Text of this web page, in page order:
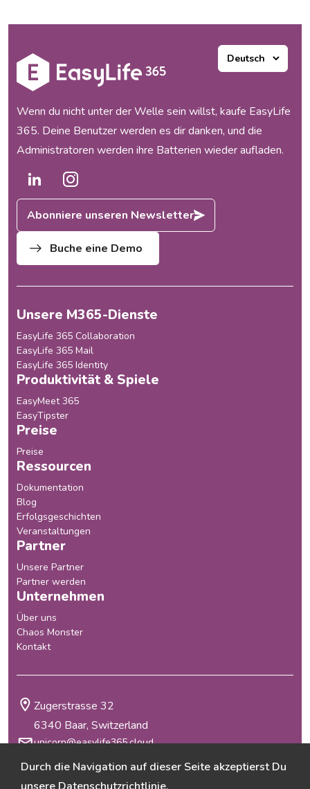
entwickelt, die mehrere
Ecosystems unterstützen.
Unsere Produkte haben
funktioniert und unsere
mit dem Wachstum...
Wenn du nicht unter der Welle sein willst, kaufe EasyLife
365. Deine Benutzer werden es dir danken, und die
Administratoren werden ihre Batterien wieder aufladen.
Abonniere unseren Newsletter
Buche eine Demo
Unsere M365-Dienste
EasyLife 365 Collaboration
EasyLife 365 Mail
EasyLife 365 Identity
Produktivität & Spiele
EasyMeet 365
EasyTipster
Preise
Preise
Ressourcen
Dokumentation
Blog
Erfolgsgeschichten
Veranstaltungen
Partner
Unsere Partner
Partner werden
Unternehmen
Über uns
Chaos Monster
Kontakt
Allgemeine Geschäftsbedingungen
Zugerstrasse 32
6340 Baar, Switzerland
unicorn@easylife365.cloud
Durch die Navigation auf dieser Seite akzeptierst Du